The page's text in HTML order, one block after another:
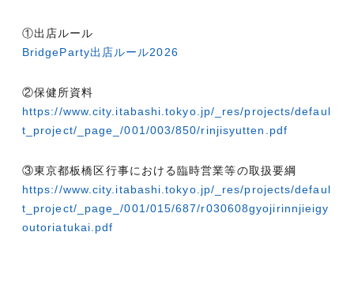
①出店ルール
BridgeParty出店ルール2026
②保健所資料
https://www.city.itabashi.tokyo.jp/_res/projects/defaul
t_project/_page_/001/003/850/rinjisyutten.pdf
③東京都板橋区行事における臨時営業等の取扱要綱
https://www.city.itabashi.tokyo.jp/_res/projects/defaul
t_project/_page_/001/015/687/r030608gyojirinnjieigy
outoriatukai.pdf